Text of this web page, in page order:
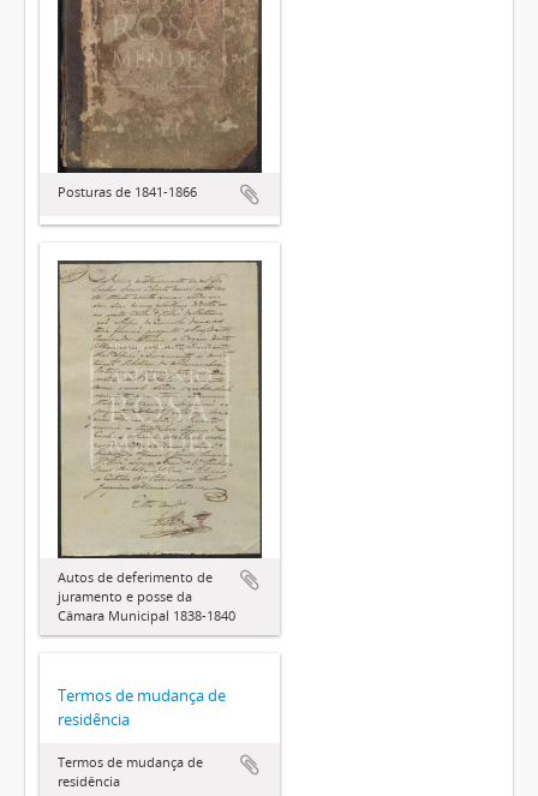
Posturas de 1841-1866
Autos de deferimento de
juramento e posse da
Câmara Municipal 1838-1840
Termos de mudança de
residência
Termos de mudança de
residência